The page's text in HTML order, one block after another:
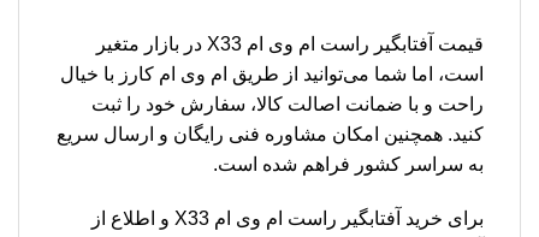
قیمت آفتابگیر راست ام وی ام X33 در بازار متغیر
است، اما شما می‌توانید از طریق ام وی ام کارز با خیال
راحت و با ضمانت اصالت کالا، سفارش خود را ثبت
کنید. همچنین امکان مشاوره فنی رایگان و ارسال سریع
به سراسر کشور فراهم شده است.
برای خرید آفتابگیر راست ام وی ام X33 و اطلاع از